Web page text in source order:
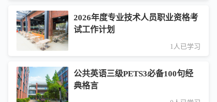
2026年度专业技术人员职业资格考
试工作计划
1人已学习
公共英语三级PETS3必备100句经
典格言